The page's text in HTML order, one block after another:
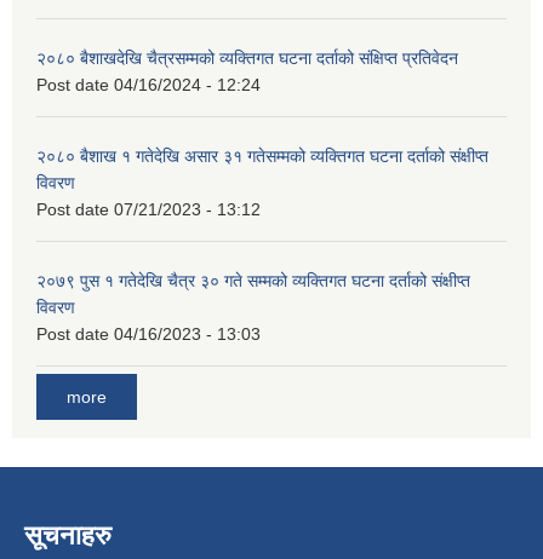
२०८० बैशाखदेखि चैत्रसम्मको व्यक्तिगत घटना दर्ताको संक्षिप्त प्रतिवेदन
Post date 04/16/2024 - 12:24
२०८० बैशाख १ गतेदेखि असार ३१ गतेसम्मको व्यक्तिगत घटना दर्ताको संक्षीप्त
विवरण
Post date 07/21/2023 - 13:12
२०७९ पुस १ गतेदेखि चैत्र ३० गते सम्मको व्यक्तिगत घटना दर्ताको संक्षीप्त
विवरण
Post date 04/16/2023 - 13:03
more
सूचनाहरु